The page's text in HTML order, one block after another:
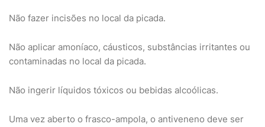
Não fazer incisões no local da picada.
Não aplicar amoníaco, cáusticos, substâncias irritantes ou
contaminadas no local da picada.
Não ingerir líquidos tóxicos ou bebidas alcoólicas.
Uma vez aberto o frasco-ampola, o antiveneno deve ser